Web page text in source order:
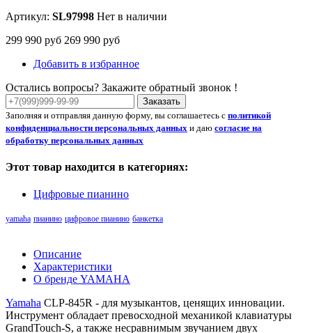
Артикул: SL97998 Нет в наличии
299 990 руб 269 990 руб
Добавить в избранное
Остались вопросы? Закажите обратный звонок !
Заказать
Заполняя и отправляя данную форму, вы соглашаетесь с политикой
конфиденциальности персональных данных и даю согласие на
обработку персональных данных
Этот товар находится в категориях:
Цифровые пианино
yamaha пианино цифровое пианино банкетка
Описание
Характеристики
О бренде YAMAHA
Yamaha CLP-845R - для музыкантов, ценящих инновации.
Инструмент обладает превосходной механикой клавиатуры
GrandTouch-S, а также несравнимым звучанием двух